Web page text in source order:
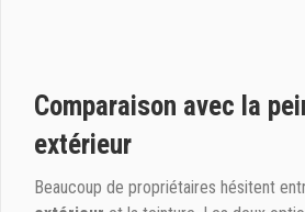
Comparaison avec la
extérieur
Beaucoup de propriétaires hésitent